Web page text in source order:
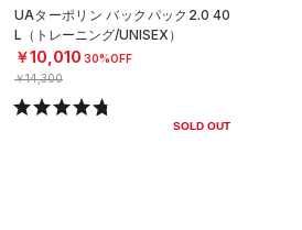
UAターポリン バックパック2.0 40
L（トレーニング/UNISEX）
￥10,010 30%OFF
￥14,300
SOLD OUT